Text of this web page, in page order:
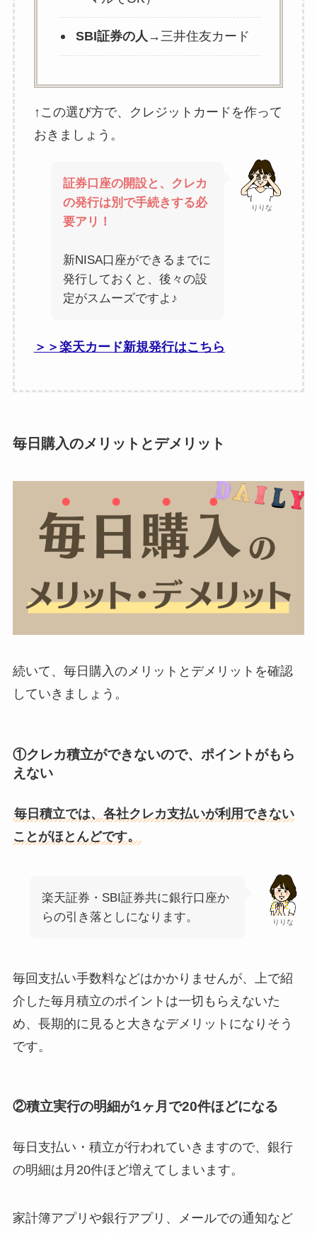
SBI証券の人 →三井住友カード
↑この選び方で、クレジットカードを作って
おきましょう。
りりな
証券口座の開設と、クレカ
の発行は別で手続きする必
要アリ！
新NISA口座ができるまでに
発行しておくと、後々の設
定がスムーズですよ♪
＞＞楽天カード新規発行はこちら
毎日購入のメリットとデメリット
続いて、毎日購入のメリットとデメリットを確認
していきましょう。
①クレカ積立ができないので、ポイントがもら
えない
毎日積立では、各社クレカ支払いが利用できない
ことがほとんどです。
りりな
楽天証券・SBI証券共に銀行口座か
らの引き落としになります。
毎回支払い手数料などはかかりませんが、上で紹
介した毎月積立のポイントは一切もらえないた
め、長期的に見ると大きなデメリットになりそう
です。
②積立実行の明細が1ヶ月で20件ほどになる
毎日支払い・積立が行われていきますので、銀行
の明細は月20件ほど増えてしまいます。
家計簿アプリや銀行アプリ、メールでの通知など